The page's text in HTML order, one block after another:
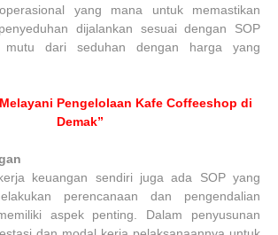
yang mana untuk memastikan
dijalankan sesuai dengan SOP
mutu dari seduhan dengan harga yang
Pengelolaan Kafe Coffeeshop di
Demak”
keuangan sendiri juga ada SOP yang
perencanaan dan pengendalian
aspek penting. Dalam penyusunan